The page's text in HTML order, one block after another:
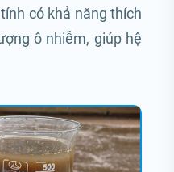
có khả năng thích
ô nhiễm, giúp hệ